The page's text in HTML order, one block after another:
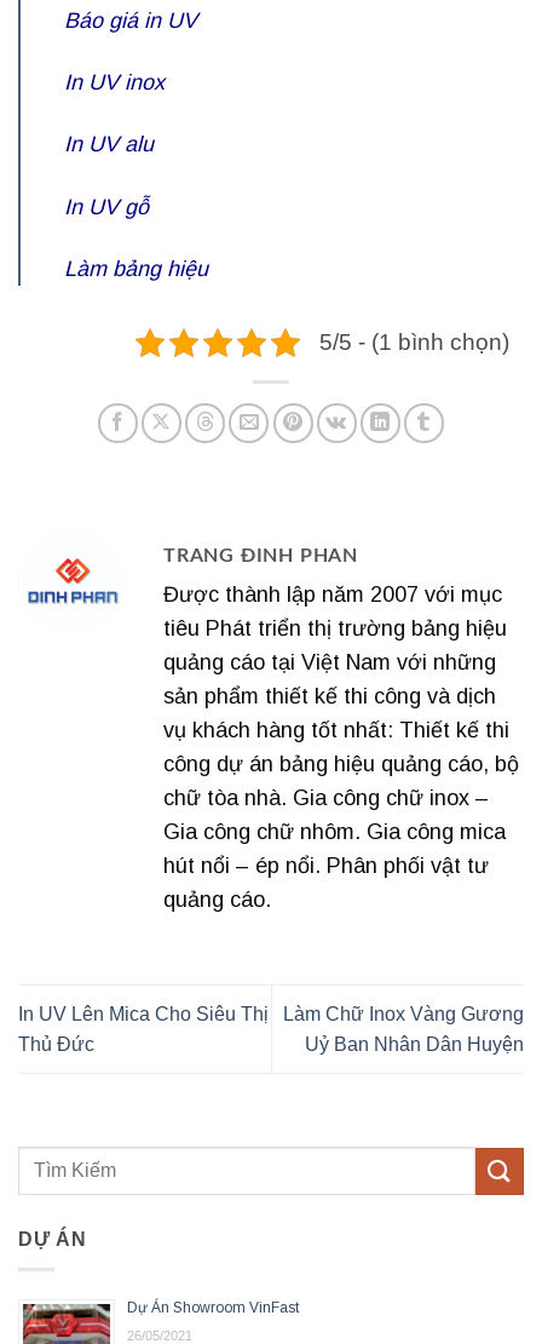
Báo giá in UV
In UV inox
In UV alu
In UV gỗ
Làm bảng hiệu
5/5 - (1 bình chọn)
TRANG ĐINH PHAN
Được thành lập năm 2007 với mục
tiêu Phát triển thị trường bảng hiệu
quảng cáo tại Việt Nam với những
sản phẩm thiết kế thi công và dịch
vụ khách hàng tốt nhất: Thiết kế thi
công dự án bảng hiệu quảng cáo, bộ
chữ tòa nhà. Gia công chữ inox –
Gia công chữ nhôm. Gia công mica
hút nổi – ép nổi. Phân phối vật tư
quảng cáo.
In UV Lên Mica Cho Siêu Thị
Thủ Đức
Làm Chữ Inox Vàng Gương
Uỷ Ban Nhân Dân Huyện
DỰ ÁN
Dự Án Showroom VinFast
26/05/2021